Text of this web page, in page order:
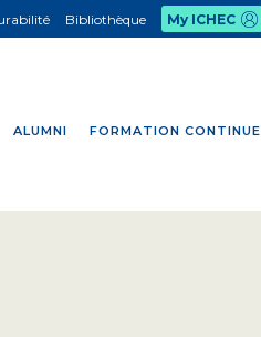
ALUMNI FORMATION CONTINUE
Bibliothèque My ICHEC